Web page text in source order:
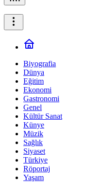
Biyografia
Dünya
Eğitim
Ekonomi
Gastronomi
Genel
Kültür Sanat
Künye
Müzik
Sağlık
Siyaset
Türkiye
Röportaj
Yaşam